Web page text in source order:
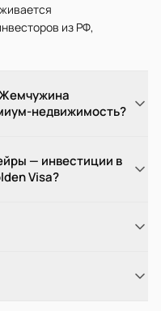
из РФ,
недвижимость?
— инвестиции в
Visa?